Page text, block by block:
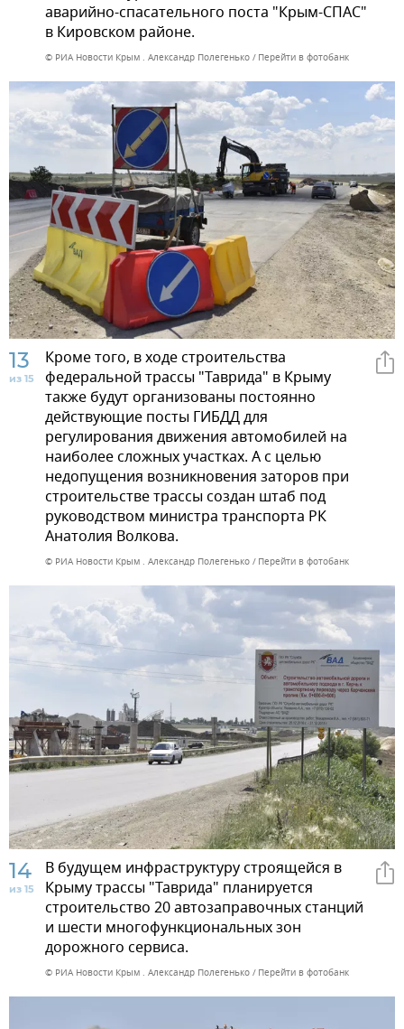
аварийно-спасательного поста "Крым-СПАС"
в Кировском районе.
© РИА Новости Крым . Александр Полегенько Перейти в фотобанк
13
из 15
Кроме того, в ходе строительства
федеральной трассы "Таврида" в Крыму
также будут организованы постоянно
действующие посты ГИБДД для
регулирования движения автомобилей на
наиболее сложных участках. А с целью
недопущения возникновения заторов при
строительстве трассы создан штаб под
руководством министра транспорта РК
Анатолия Волкова.
© РИА Новости Крым . Александр Полегенько Перейти в фотобанк
14
из 15
В будущем инфраструктуру строящейся в
Крыму трассы "Таврида" планируется
строительство 20 автозаправочных станций
и шести многофункциональных зон
дорожного сервиса.
© РИА Новости Крым . Александр Полегенько Перейти в фотобанк